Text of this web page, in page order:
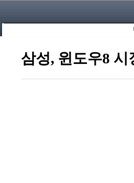
삼성, 윈도우8